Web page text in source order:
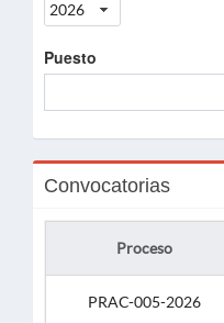
2026
Puesto
Convocatorias
Proceso
PRAC-005-2026